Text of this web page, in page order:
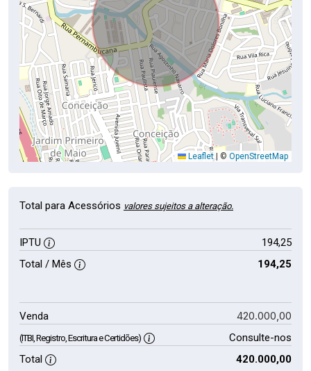
Leaflet © OpenStreetMap
Total para Acessórios valores sujeitos a alteração.
IPTU
194,25
Total / Mês
194,25
Venda 420.000,00
(ITBI, Registro, Escritura e Certidões)
Consulte-nos
Total
420.000,00